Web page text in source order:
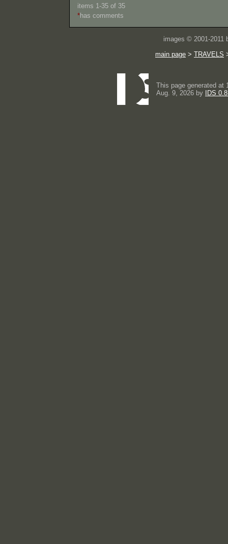
items 1-35 of 35
*has comments
images © 2001-2011
main page > TRAVELS
This page generated at
Aug. 9, 2026 by
IDS